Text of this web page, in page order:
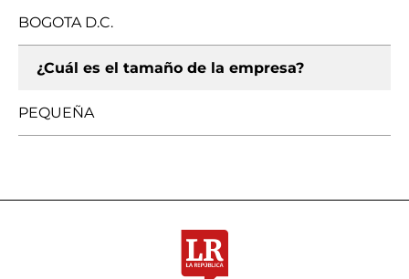
BOGOTA D.C.
¿Cuál es el tamaño de la empresa?
PEQUEÑA